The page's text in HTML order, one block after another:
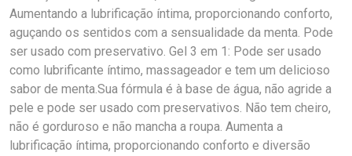
Aumentando a lubrificação íntima, proporcionando conforto,
aguçando os sentidos com a sensualidade da menta. Pode
ser usado com preservativo. Gel 3 em 1: Pode ser usado
como lubrificante íntimo, massageador e tem um delicioso
sabor de menta.Sua fórmula é à base de água, não agride a
pele e pode ser usado com preservativos. Não tem cheiro,
não é gorduroso e não mancha a roupa. Aumenta a
lubrificação íntima, proporcionando conforto e diversão